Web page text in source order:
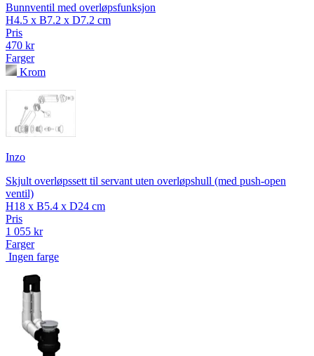
Bunnventil med overløpsfunksjon
H4.5 x B7.2 x D7.2 cm
Pris
470 kr
Farger
Krom
Inzo
Skjult overløpssett til servant uten overløpshull (med push-open
ventil)
H18 x B5.4 x D24 cm
Pris
1 055 kr
Farger
Ingen farge